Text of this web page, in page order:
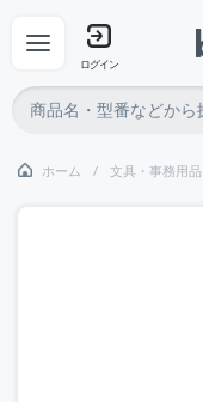
ログイン
ホーム 文具・事務用品